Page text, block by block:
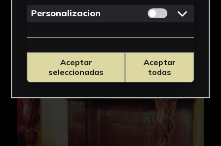
Personalizacion Permitir cookies
Aceptar
seleccionadas
Aceptar
todas